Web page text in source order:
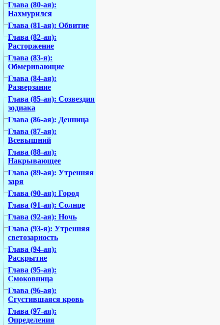
Глава (80-ая):
Нахмурился
Глава (81-ая): Обвитие
Глава (82-ая):
Расторжение
Глава (83-я):
Обмеривающие
Глава (84-ая):
Разверзание
Глава (85-ая): Созвездия
зодиака
Глава (86-ая): Денница
Глава (87-ая):
Всевышний
Глава (88-ая):
Накрывающее
Глава (89-ая): Утренняя
заря
Глава (90-ая): Город
Глава (91-ая): Солнце
Глава (92-ая): Ночь
Глава (93-я): Утренняя
светозарность
Глава (94-ая):
Раскрытие
Глава (95-ая):
Смоковница
Глава (96-ая):
Сгустившаяся кровь
Глава (97-ая):
Определения